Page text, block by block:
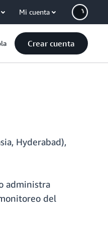
Mi cuenta
Crear cuenta
Hyderabad),
administra
del